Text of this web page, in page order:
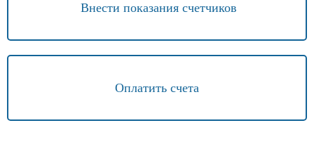
Внести показания счетчиков
Оплатить счета